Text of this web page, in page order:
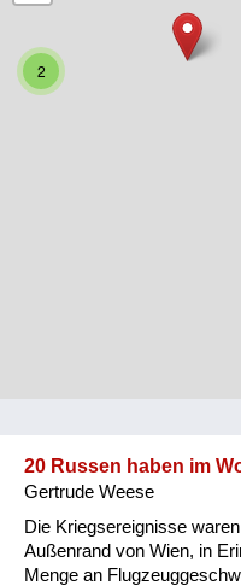
2
20 Russen haben im
Gertrude Weese
Die Kriegsereignisse
Außenrand von Wien, in
Menge an